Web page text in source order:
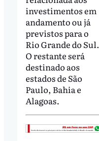
investimentos em
andamento ou já
previstos para o
Rio Grande do Sul.
O restante será
destinado aos
estados de São
Paulo, Bahia e
Alagoas.